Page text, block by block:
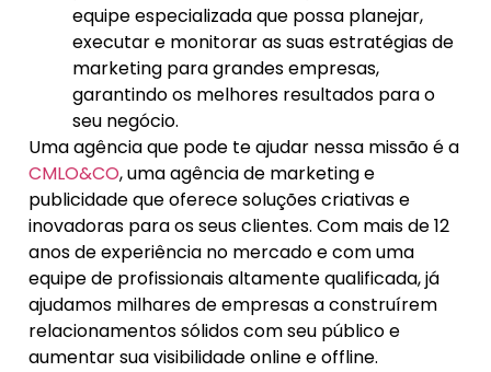
equipe especializada que possa planejar,
executar e monitorar as suas estratégias de
marketing para grandes empresas,
garantindo os melhores resultados para o
seu negócio.
Uma agência que pode te ajudar nessa missão é a
CMLO&CO, uma agência de marketing e
publicidade que oferece soluções criativas e
inovadoras para os seus clientes. Com mais de 12
anos de experiência no mercado e com uma
equipe de profissionais altamente qualificada, já
ajudamos milhares de empresas a construírem
relacionamentos sólidos com seu público e
aumentar sua visibilidade online e offline.